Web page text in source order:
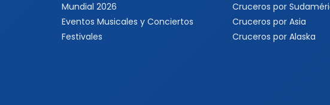
Mundial 2026
Eventos Musicales y Conciertos
Festivales
Cruceros por
Cruceros por Asia
Cruceros por Alaska